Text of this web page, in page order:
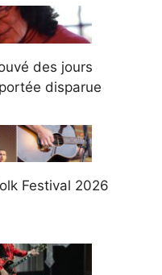
des jours
disparue
Festival 2026